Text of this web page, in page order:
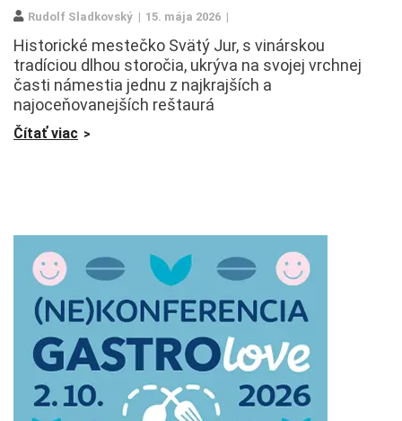
Rudolf Sladkovský 15. mája 2026
Historické mestečko Svätý Jur, s vinárskou
tradíciou dlhou storočia, ukrýva na svojej vrchnej
časti námestia jednu z najkrajších a
najoceňovanejších reštaurá
Čítať viac